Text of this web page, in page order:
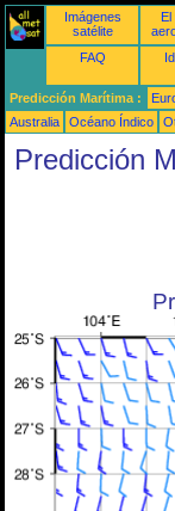
Imágenes
satélite
El
FAQ
Predicción Marítima :
Australia
Océano Índico
Predicción